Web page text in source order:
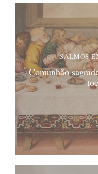
SALMOS
Comunhão